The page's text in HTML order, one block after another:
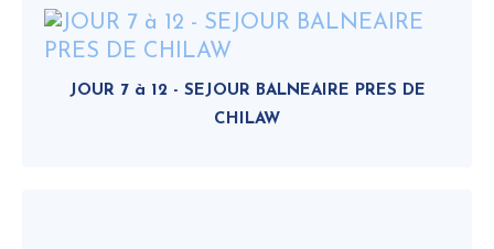
JOUR 7 à 12 - SEJOUR BALNEAIRE PRES DE
CHILAW